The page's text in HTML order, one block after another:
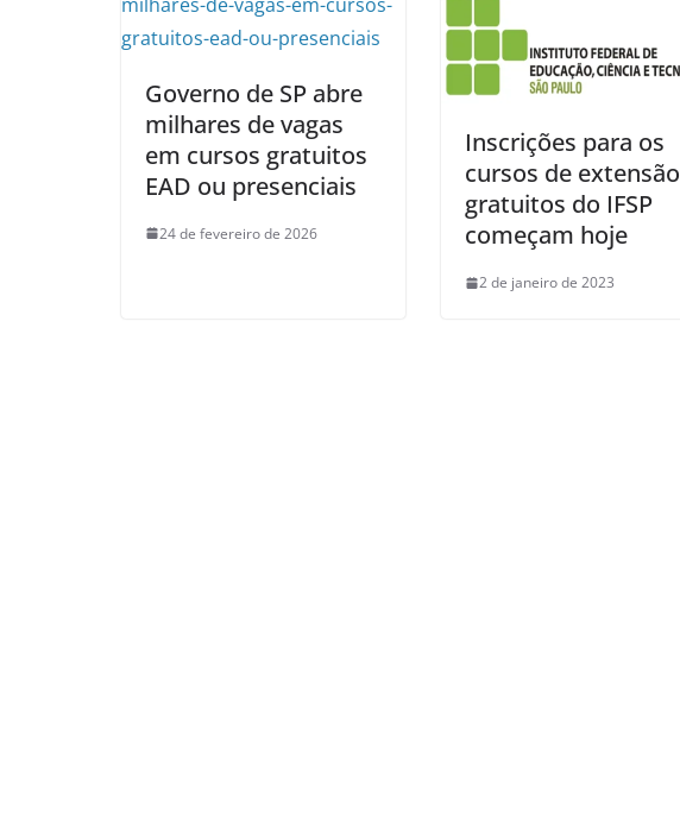
Governo de SP abre
milhares de vagas
em cursos gratuitos
EAD ou presenciais
24 de fevereiro de 2026
Inscrições para os
cursos de extensão
gratuitos do IFSP
começam hoje
2 de janeiro de 2023